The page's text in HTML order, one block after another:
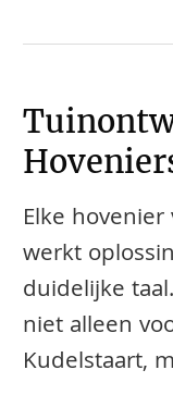
Elke
werkt
duidelijke
niet alleen
Kudelstaart,